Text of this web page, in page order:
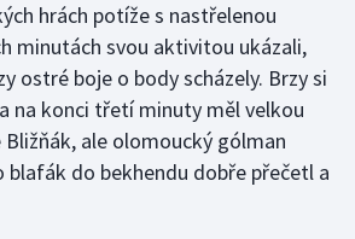
hrách potíže s nastřelenou
minutách svou aktivitou ukázali,
ostré boje o body scházely. Brzy si
na konci třetí minuty měl velkou
ale olomoucký gólman
blafák do bekhendu dobře přečetl a